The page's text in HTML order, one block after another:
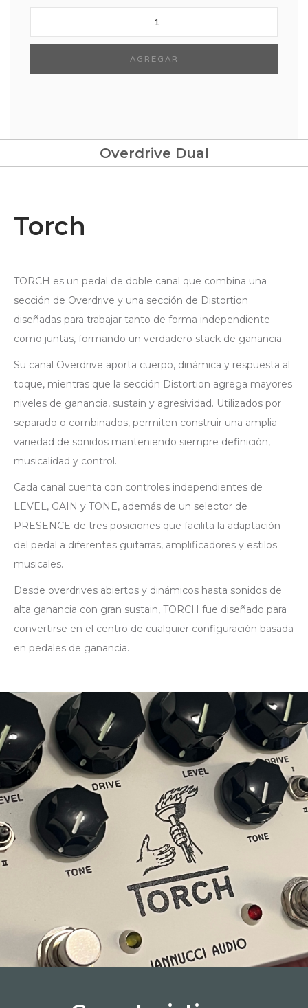
Overdrive Dual
Torch
TORCH es un pedal de doble canal que combina una
sección de Overdrive y una sección de Distortion
diseñadas para trabajar tanto de forma independiente
como juntas, formando un verdadero stack de ganancia.
Su canal Overdrive aporta cuerpo, dinámica y respuesta al
toque, mientras que la sección Distortion agrega mayores
niveles de ganancia, sustain y agresividad. Utilizados por
separado o combinados, permiten construir una amplia
variedad de sonidos manteniendo siempre definición,
musicalidad y control.
Cada canal cuenta con controles independientes de
LEVEL, GAIN y TONE, además de un selector de
PRESENCE de tres posiciones que facilita la adaptación
del pedal a diferentes guitarras, amplificadores y estilos
musicales.
Desde overdrives abiertos y dinámicos hasta sonidos de
alta ganancia con gran sustain, TORCH fue diseñado para
convertirse en el centro de cualquier configuración basada
en pedales de ganancia.